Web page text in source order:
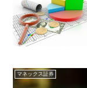
マネックス証券